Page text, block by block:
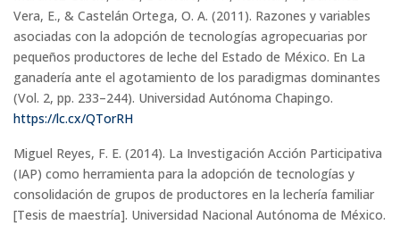
Vera, E., & Castelán Ortega, O. A. (2011). Razones y variables
asociadas con la adopción de tecnologías agropecuarias por
pequeños productores de leche del Estado de México. En La
ganadería ante el agotamiento de los paradigmas dominantes
(Vol. 2, pp. 233–244). Universidad Autónoma Chapingo.
https://lc.cx/QTorRH
Miguel Reyes, F. E. (2014). La Investigación Acción Participativa
(IAP) como herramienta para la adopción de tecnologías y
consolidación de grupos de productores en la lechería familiar
[Tesis de maestría]. Universidad Nacional Autónoma de México.